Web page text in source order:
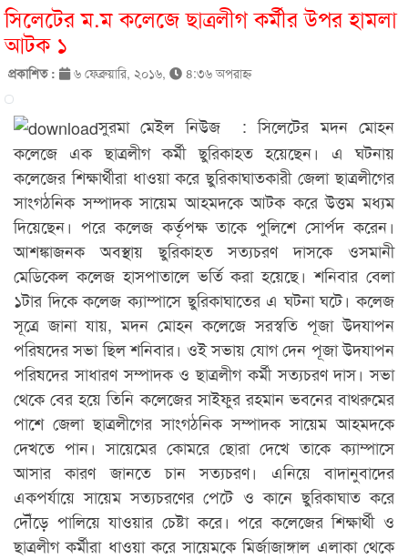
সিলেটের ম.ম কলেজে ছাত্রলীগ কর্মীর উপর হামলা
আটক ১
প্রকাশিত : ৬ ফেব্রুয়ারি, ২০১৬, ৪:৩৬ অপরাহ্ণ
সুরমা মেইল নিউজ : সিলেটের মদন মোহন
কলেজে এক ছাত্রলীগ কর্মী ছুরিকাহত হয়েছেন। এ ঘটনায়
কলেজের শিক্ষার্থীরা ধাওয়া করে ছুরিকাঘাতকারী জেলা ছাত্রলীগের
সাংগঠনিক সম্পাদক সায়েম আহমদকে আটক করে উত্তম মধ্যম
দিয়েছেন। পরে কলেজ কর্তৃপক্ষ তাকে পুলিশে সোর্পদ করেন।
আশঙ্কাজনক অবস্থায় ছুরিকাহত সত্যচরণ দাসকে ওসমানী
মেডিকেল কলেজ হাসপাতালে ভর্তি করা হয়েছে। শনিবার বেলা
১টার দিকে কলেজ ক্যাম্পাসে ছুরিকাঘাতের এ ঘটনা ঘটে। কলেজ
সূত্রে জানা যায়, মদন মোহন কলেজে সরস্বতি পূজা উদযাপন
পরিষদের সভা ছিল শনিবার। ওই সভায় যোগ দেন পূজা উদযাপন
পরিষদের সাধারণ সম্পাদক ও ছাত্রলীগ কর্মী সত্যচরণ দাস। সভা
থেকে বের হয়ে তিনি কলেজের সাইফুর রহমান ভবনের বাথরুমের
পাশে জেলা ছাত্রলীগের সাংগঠনিক সম্পাদক সায়েম আহমদকে
দেখতে পান। সায়েমের কোমরে ছোরা দেখে তাকে ক্যাম্পাসে
আসার কারণ জানতে চান সত্যচরণ। এনিয়ে বাদানুবাদের
একপর্যায়ে সায়েম সত্যচরণের পেটে ও কানে ছুরিকাঘাত করে
দৌঁড়ে পালিয়ে যাওয়ার চেষ্টা করে। পরে কলেজের শিক্ষার্থী ও
ছাত্রলীগ কর্মীরা ধাওয়া করে সায়েমকে মির্জাজাঙ্গাল এলাকা থেকে